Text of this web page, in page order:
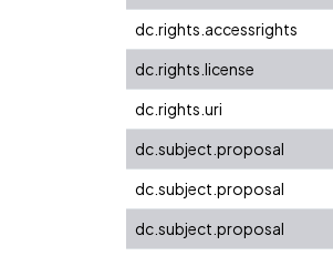
dc.rights.accessrights
dc.rights.license
dc.rights.uri
dc.subject.proposal
dc.subject.proposal
dc.subject.proposal